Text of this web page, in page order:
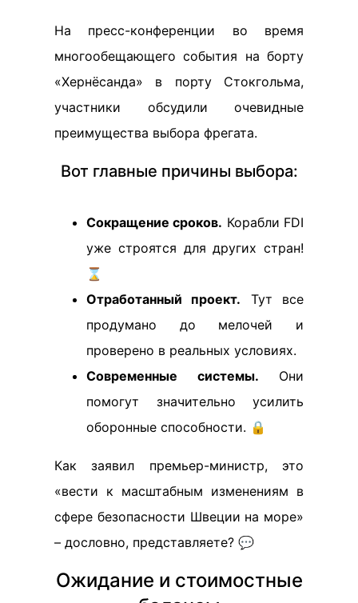
На пресс-конференции во время
многообещающего события на борту
«Хернёсанда» в порту Стокгольма,
участники обсудили очевидные
преимущества выбора фрегата.
Вот главные причины выбора:
Сокращение сроков. Корабли FDI
уже строятся для других стран!
⌛
Отработанный проект. Тут все
продумано до мелочей и
проверено в реальных условиях.
Современные системы. Они
помогут значительно усилить
оборонные способности. 🔒
Как заявил премьер-министр, это
«вести к масштабным изменениям в
сфере безопасности Швеции на море»
– дословно, представляете? 💬
Ожидание и стоимостные